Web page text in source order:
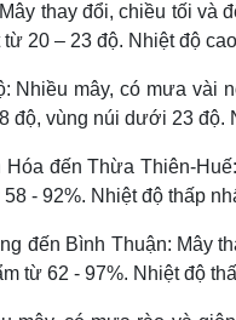
thay đổi, chiều tối và
từ 20 – 23 độ. Nhiệt độ
Nhiều mây, có mưa vài
độ, vùng núi dưới 23 độ.
đến Thừa Thiên-
- 92%. Nhiệt độ thấp
đến Bình Thuận: Mây
từ 62 - 97%. Nhiệt độ